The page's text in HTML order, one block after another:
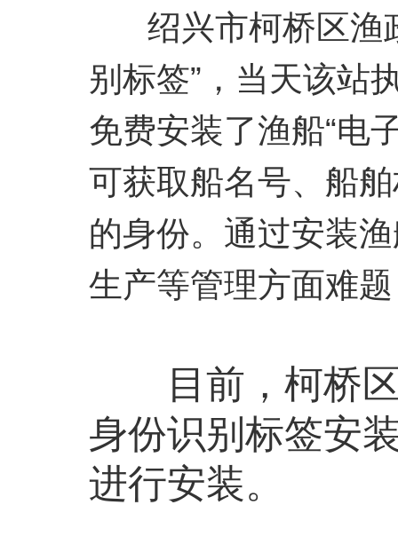
绍兴市柯桥区渔
别标签”，当天该站
免费安装了渔船“电
可获取船名号、船
的身份。通过安装
生产等管理方面难
目前，柯桥区
身份识别标签安
进行安装。